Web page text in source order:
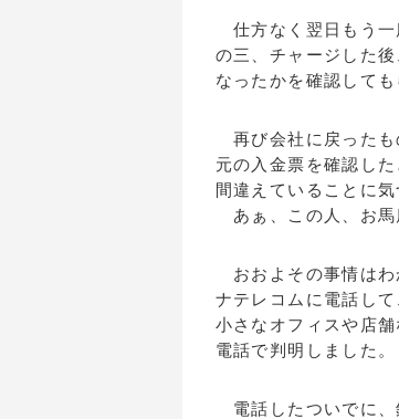
仕方なく翌日もう一
の三、チャージした
なったかを確認しても
再び会社に戻ったも
元の入金票を確認し
間違えていることに
あぁ、この人、お
おおよその事情はわ
ナテレコムに電話し
小さなオフィスや店
電話で判明しました。
電話したついでに、